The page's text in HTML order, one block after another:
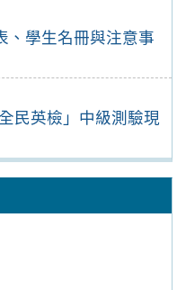
、學生名冊與注意事
民英檢」中級測驗現